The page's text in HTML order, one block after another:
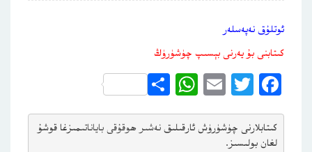
ئوتلۇق نەپەسلەر
كىتابنى بۇ يەرنى بېسىپ چۈشۈرۈڭ
Facebook
Twitter
Email
WhatsApp
Share
كىتابلارنى چۈشۈرۈش ئارقىلىق نەشىر ھوقۇقى باياناتىمىزغا قوشۇ
لغان بولىسىز.